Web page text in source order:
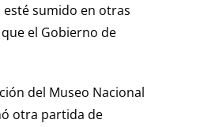
sumido en otras
el Gobierno de
del Museo Nacional
otra partida de